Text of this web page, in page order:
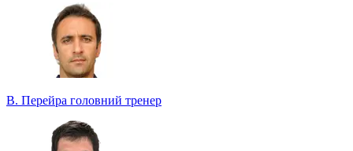
В. Перейра головний тренер